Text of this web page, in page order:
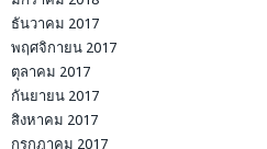
ธันวาคม 2017
พฤศจิกายน 2017
ตุลาคม 2017
กันยายน 2017
สิงหาคม 2017
กรกฎาคม 2017